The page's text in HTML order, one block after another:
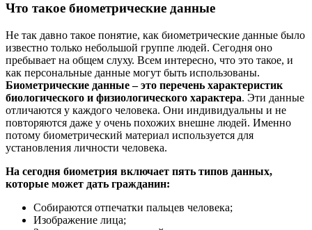
Что такое биометрические данные
Не так давно такое понятие, как биометрические данные было
известно только небольшой группе людей. Сегодня оно
пребывает на общем слуху. Всем интересно, что это такое, и
как персональные данные могут быть использованы.
Биометрические данные – это перечень характеристик
биологического и физиологического характера. Эти данные
отличаются у каждого человека. Они индивидуальны и не
повторяются даже у очень похожих внешне людей. Именно
потому биометрический материал используется для
установления личности человека.
На сегодня биометрия включает пять типов данных,
которые может дать гражданин:
Собираются отпечатки пальцев человека;
Изображение лица;